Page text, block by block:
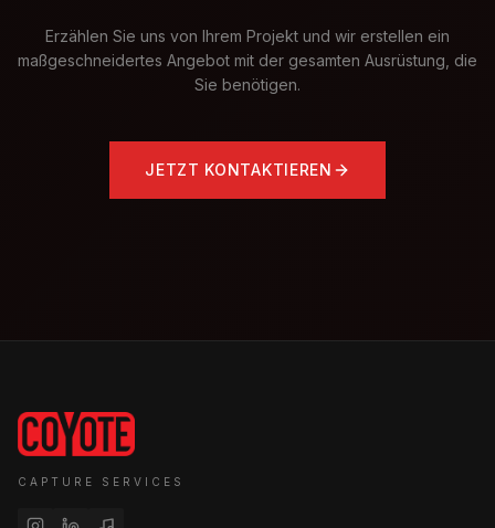
Erzählen Sie uns von Ihrem Projekt und wir erstellen ein
maßgeschneidertes Angebot mit der gesamten Ausrüstung, die
Sie benötigen.
JETZT KONTAKTIEREN
CAPTURE SERVICES